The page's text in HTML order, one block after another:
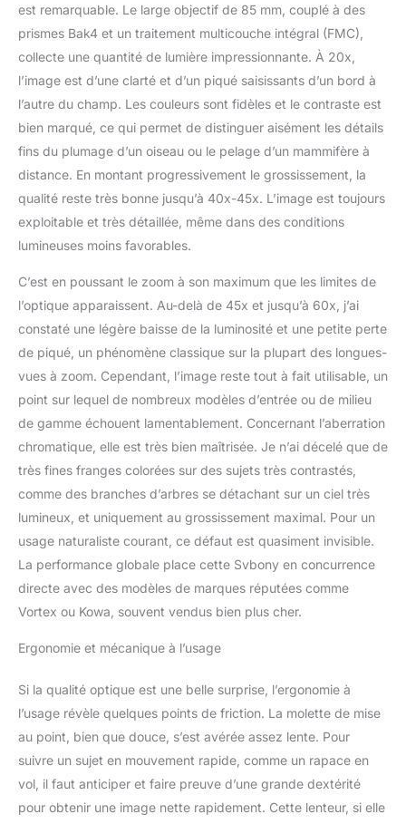
est remarquable. Le large objectif de 85 mm, couplé à des
prismes Bak4 et un traitement multicouche intégral (FMC),
collecte une quantité de lumière impressionnante. À 20x,
l’image est d’une clarté et d’un piqué saisissants d’un bord à
l’autre du champ. Les couleurs sont fidèles et le contraste est
bien marqué, ce qui permet de distinguer aisément les détails
fins du plumage d’un oiseau ou le pelage d’un mammifère à
distance. En montant progressivement le grossissement, la
qualité reste très bonne jusqu’à 40x-45x. L’image est toujours
exploitable et très détaillée, même dans des conditions
lumineuses moins favorables.
C’est en poussant le zoom à son maximum que les limites de
l’optique apparaissent. Au-delà de 45x et jusqu’à 60x, j’ai
constaté une légère baisse de la luminosité et une petite perte
de piqué, un phénomène classique sur la plupart des longues-
vues à zoom. Cependant, l’image reste tout à fait utilisable, un
point sur lequel de nombreux modèles d’entrée ou de milieu
de gamme échouent lamentablement. Concernant l’aberration
chromatique, elle est très bien maîtrisée. Je n’ai décelé que de
très fines franges colorées sur des sujets très contrastés,
comme des branches d’arbres se détachant sur un ciel très
lumineux, et uniquement au grossissement maximal. Pour un
usage naturaliste courant, ce défaut est quasiment invisible.
La performance globale place cette Svbony en concurrence
directe avec des modèles de marques réputées comme
Vortex ou Kowa, souvent vendus bien plus cher.
Ergonomie et mécanique à l’usage
Si la qualité optique est une belle surprise, l’ergonomie à
l’usage révèle quelques points de friction. La molette de mise
au point, bien que douce, s’est avérée assez lente. Pour
suivre un sujet en mouvement rapide, comme un rapace en
vol, il faut anticiper et faire preuve d’une grande dextérité
pour obtenir une image nette rapidement. Cette lenteur, si elle